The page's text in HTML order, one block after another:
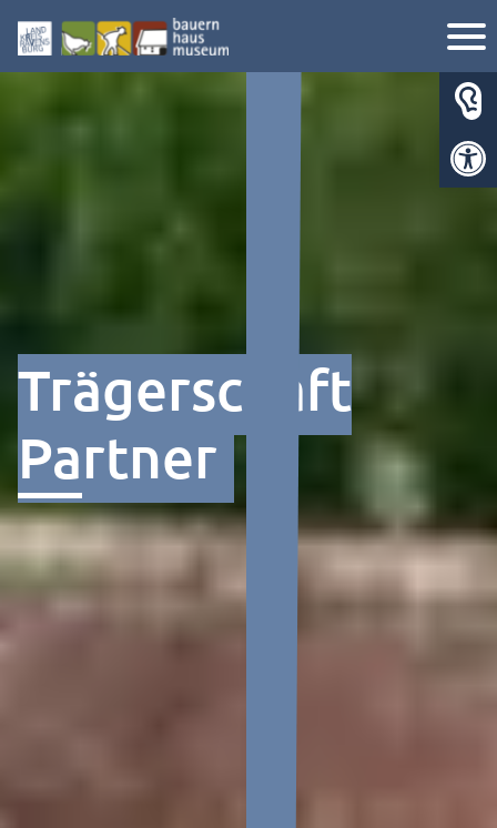
Trägerschaft
Partner